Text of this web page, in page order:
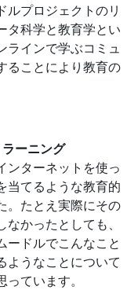
ルプロジェクトのリ
タ科学と教育学とい
ラインで学ぶコミュ
ることにより教育の
ーニング
ンターネットを使っ
当てるような教育的
。たとえ実際にその
かったとしても、
ードルでこんなこと
ようなことについて
ています。